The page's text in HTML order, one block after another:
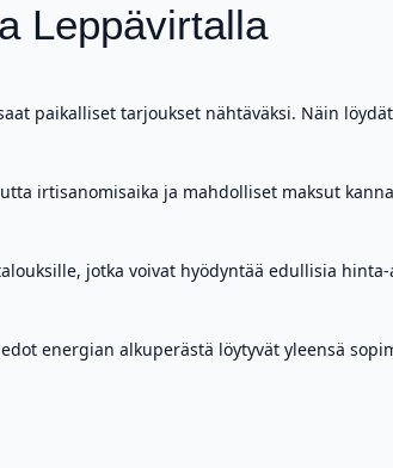
Leppävirtalla
paikalliset tarjoukset nähtäväksi. Näin
irtisanomisaika ja mahdolliset maksut
jotka voivat hyödyntää edullisia hinta-
energian alkuperästä löytyvät yleensä